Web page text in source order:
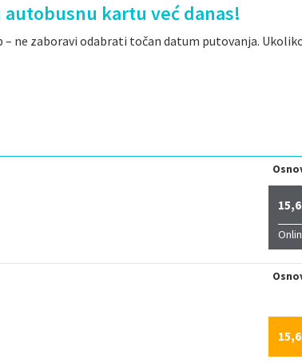
kartu već danas!
ne zaboravi odabrati točan datum putovanja.